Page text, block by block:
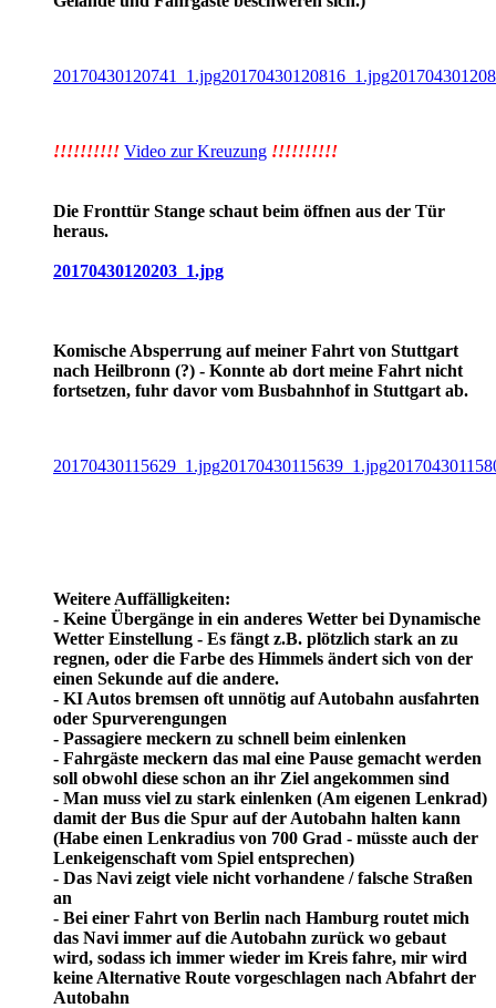
20170430120741_1.jpg20170430120816_1.jpg
!!!!!!!!!! Video zur Kreuzung !!!!!!!!!!
Die Fronttür Stange schaut beim öffnen aus der Tür
heraus.
20170430120203_1.jpg
Komische Absperrung auf meiner Fahrt von Stuttgart
nach Heilbronn (?) - Konnte ab dort meine Fahrt nicht
fortsetzen, fuhr davor vom Busbahnhof in Stuttgart ab.
20170430115629_1.jpg20170430115639_1.jpg
Weitere Auffälligkeiten:
- Keine Übergänge in ein anderes Wetter bei Dynamische
Wetter Einstellung - Es fängt z.B. plötzlich stark an zu
regnen, oder die Farbe des Himmels ändert sich von der
einen Sekunde auf die andere.
- KI Autos bremsen oft unnötig auf Autobahn ausfahrten
oder Spurverengungen
- Passagiere meckern zu schnell beim einlenken
- Fahrgäste meckern das mal eine Pause gemacht werden
soll obwohl diese schon an ihr Ziel angekommen sind
- Man muss viel zu stark einlenken (Am eigenen Lenkrad)
damit der Bus die Spur auf der Autobahn halten kann
(Habe einen Lenkradius von 700 Grad - müsste auch der
Lenkeigenschaft vom Spiel entsprechen)
- Das Navi zeigt viele nicht vorhandene / falsche Straßen
an
- Bei einer Fahrt von Berlin nach Hamburg routet mich
das Navi immer auf die Autobahn zurück wo gebaut
wird, sodass ich immer wieder im Kreis fahre, mir wird
keine Alternative Route vorgeschlagen nach Abfahrt der
Autobahn